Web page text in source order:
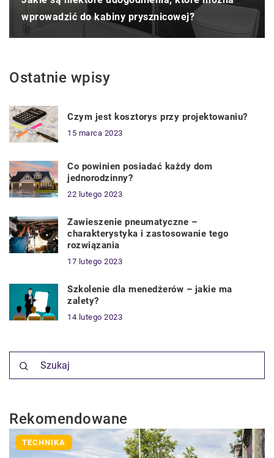
wprowadzić do kabiny prysznicowej?
Ostatnie wpisy
Czym jest kosztorys przy projektowaniu?
15 marca 2023
Co powinien posiadać każdy dom
jednorodzinny?
22 lutego 2023
Zawieszenie pneumatyczne –
charakterystyka i zastosowanie tego
rozwiązania
17 lutego 2023
Szkolenie dla menedżerów – jakie ma
zalety?
14 lutego 2023
Rekomendowane
TECHNIKA